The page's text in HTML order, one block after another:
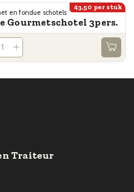
en fondue schotels
Gourmetschotel 3pers.
43,50 per stuk
Traiteur